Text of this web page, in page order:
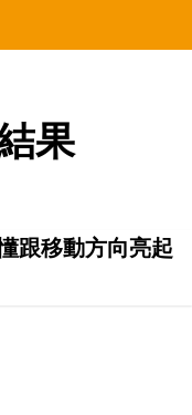
果
跟移動方向亮起